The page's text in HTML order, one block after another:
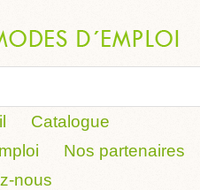
Catalogue
Nos partenaires
nous